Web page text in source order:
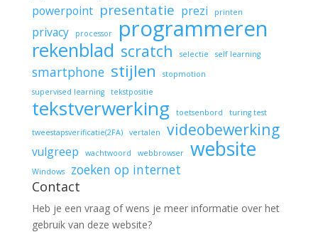
powerpoint presentatie prezi printen
privacy processor programmeren
rekenblad scratch selectie self learning
smartphone stijlen
stopmotion
supervised learning
tekstpositie
tekstverwerking toetsenbord
turing test
tweestapsverificatie(2FA)
vertalen videobewerking
vulgreep wachtwoord webbrowser website
Windows
zoeken op internet
Contact
Heb je een vraag of wens je meer informatie over het
gebruik van deze website?